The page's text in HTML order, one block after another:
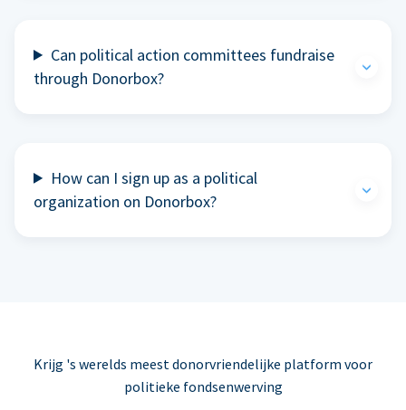
Can political action committees fundraise
through Donorbox?
How can I sign up as a political
organization on Donorbox?
Krijg 's werelds meest donorvriendelijke platform voor
politieke fondsenwerving